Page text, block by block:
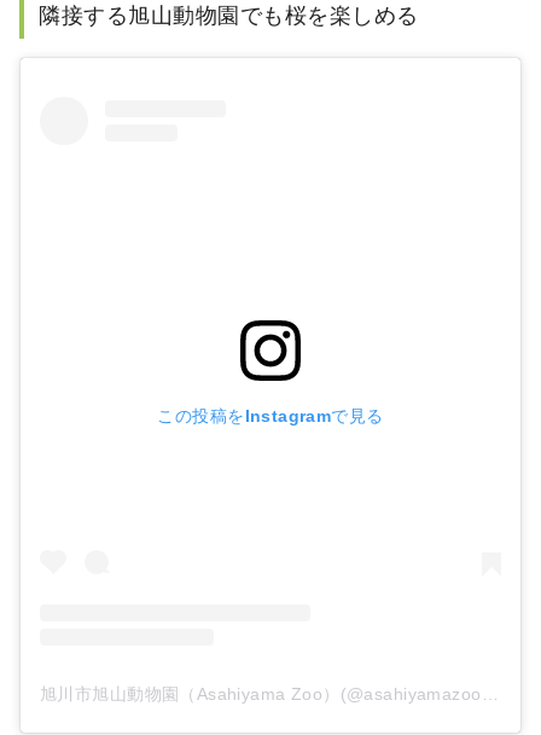
隣接する旭山動物園でも桜を楽しめる
この投稿をInstagramで見る